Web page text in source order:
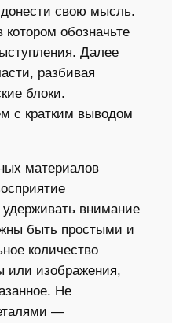
донести свою мысль.
обозначьте
Далее
разбивая
блоки.
с кратким выводом
материалов
внимание
быть простыми и
количество
или изображения,
Не
—